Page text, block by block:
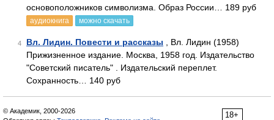
основоположников символизма. Образ России… 189 руб
аудиокнига можно скачать
4 Вл. Лидин. Повести и рассказы , Вл. Лидин (1958)
Прижизненное издание. Москва, 1958 год. Издательство
"Советский писатель" . Издательский переплет.
Сохранность… 140 руб
18+
© Академик, 2000-2026